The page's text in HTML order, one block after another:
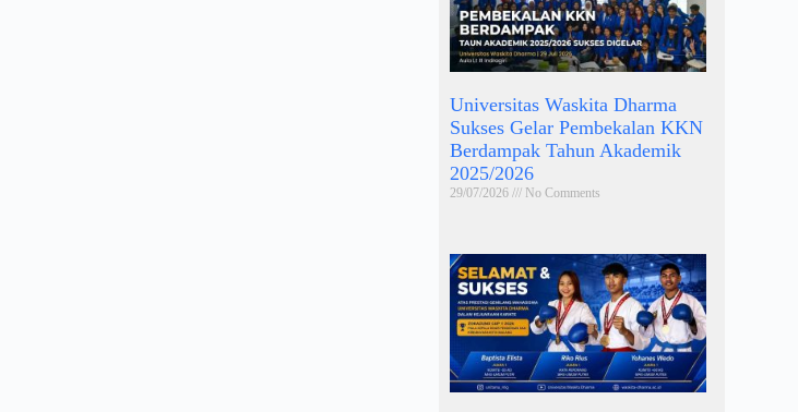
Universitas Waskita Dharma
Sukses Gelar Pembekalan KKN
Berdampak Tahun Akademik
2025/2026
29/07/2026 No Comments